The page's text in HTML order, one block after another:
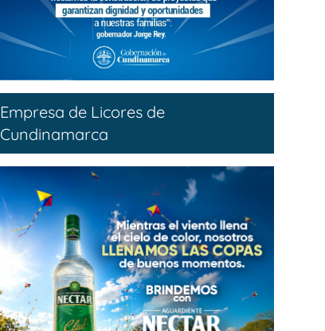
Empresa de Licores de
Cundinamarca